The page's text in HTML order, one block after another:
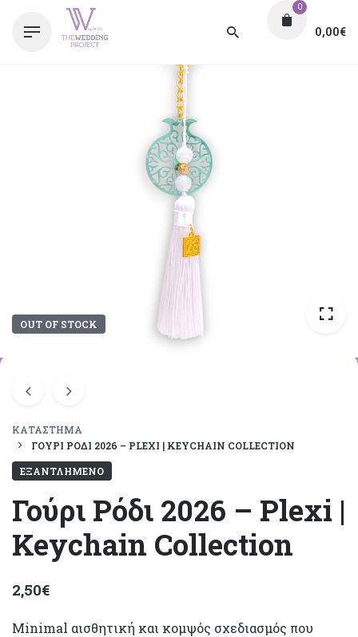
0,00€
0
OUT OF STOCK
ΚΑΤΆΣΤΗΜΑ
ΓΟΎΡΙ ΡΌΔΙ 2026 – PLEXI | KEYCHAIN COLLECTION
ΕΞΑΝΤΛΗΜΈΝΟ
Γούρι Ρόδι 2026 – Plexi |
Keychain Collection
2,50€
Minimal αισθητική και κομψός σχεδιασμός που